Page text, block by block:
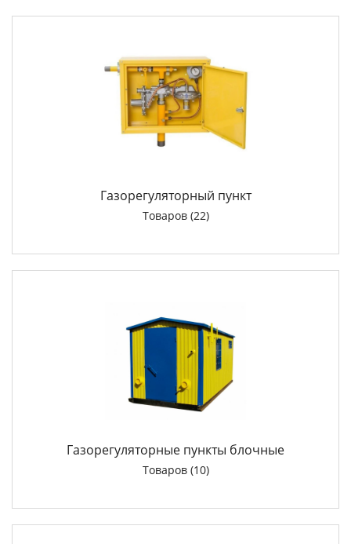
Газорегуляторный пункт
Товаров (22)
Газорегуляторные пункты блочные
Товаров (10)